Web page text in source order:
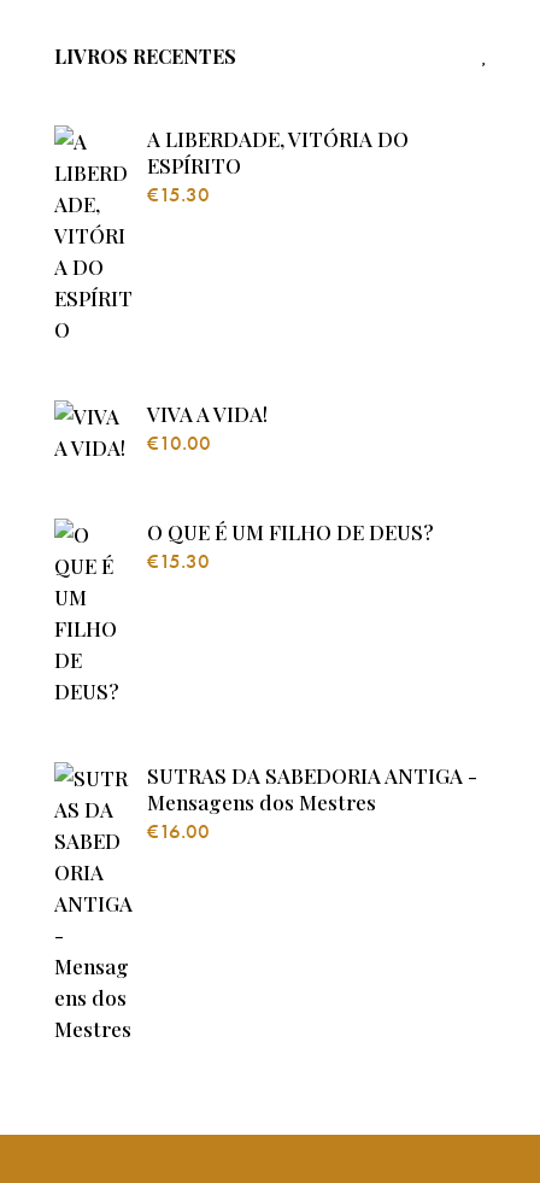
LIVROS RECENTES
A LIBERDADE, VITÓRIA DO
ESPÍRITO
€15.30
VIVA A VIDA!
€10.00
O QUE É UM FILHO DE DEUS?
€15.30
SUTRAS DA SABEDORIA ANTIGA -
Mensagens dos Mestres
€16.00